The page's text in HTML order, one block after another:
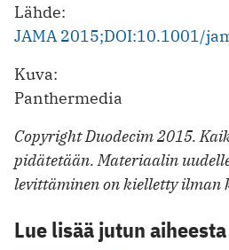
Lähde:
JAMA 2015;DOI:10.1001/
Kuva:
Panthermedia
Copyright Duodecim 2015.
pidätetään. Materiaalin
levittäminen on kielletty
Lue lisää jutun aiheesta